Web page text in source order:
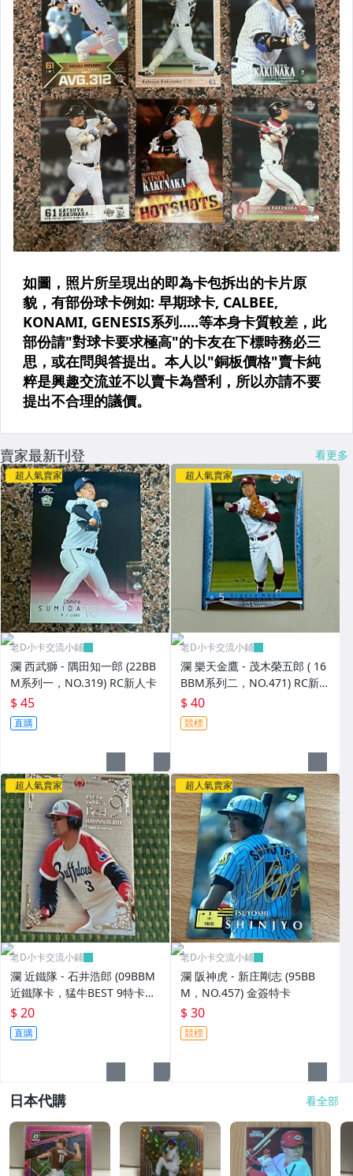
賣家最新刊登 看更多
超人氣賣家
老D小卡交流小鋪
瀾 西武獅 - 隅田知一郎 (22BB
M系列一，NO.319) RC新人卡
$ 45
直購
超人氣賣家
老D小卡交流小鋪
瀾 樂天金鷹 - 茂木榮五郎 ( 16
BBM系列二，NO.471) RC新人
卡
$ 40
競標
超人氣賣家
老D小卡交流小鋪
瀾 近鐵隊 - 石井浩郎 (09BBM
近鐵隊卡，猛牛BEST 9特卡，
NO.B3) 狼主
$ 20
直購
超人氣賣家
老D小卡交流小鋪
瀾 阪神虎 - 新庄剛志 (95BB
M，NO.457) 金簽特卡
$ 30
競標
日本代購 看全部